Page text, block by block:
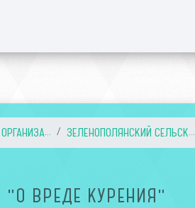
ЗЕЛЕНОПОЛЯНСКИЙ СЕЛЬСК...
"О ВРЕДЕ КУРЕНИЯ"